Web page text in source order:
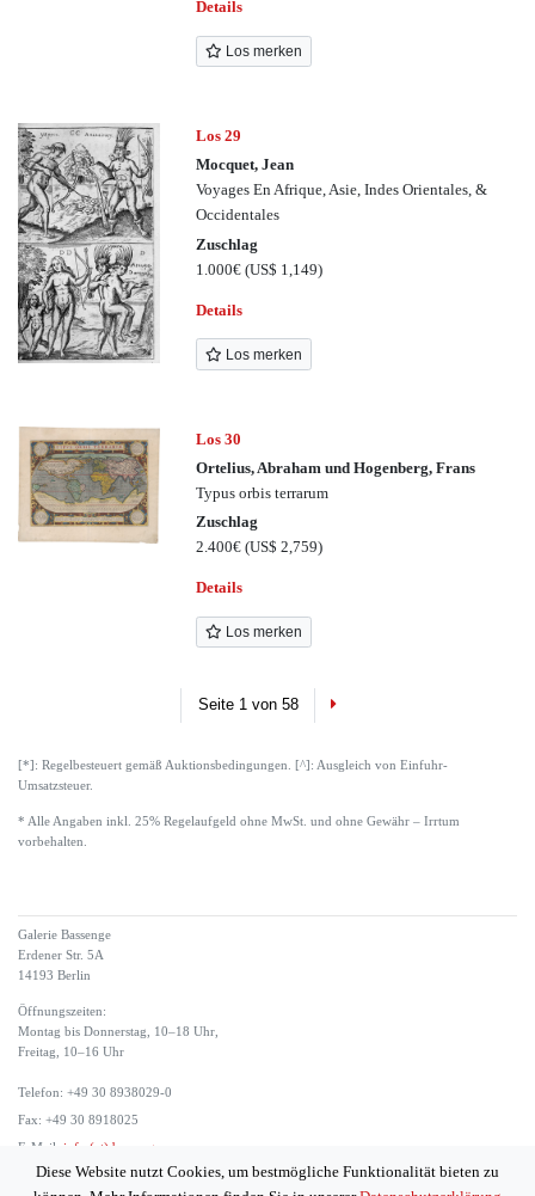
Details
Los merken
Los 29
Mocquet, Jean
Voyages En Afrique, Asie, Indes Orientales, &
Occidentales
Zuschlag
1.000€(US$ 1,149)
Details
Los merken
Los 30
Ortelius, Abraham und Hogenberg, Frans
Typus orbis terrarum
Zuschlag
2.400€(US$ 2,759)
Details
Los merken
Seite 1 von 58 Next
[*]: Regelbesteuert gemäß Auktionsbedingungen. [^]: Ausgleich von Einfuhr-
Umsatzsteuer.
* Alle Angaben inkl. 25% Regelaufgeld ohne MwSt. und ohne Gewähr – Irrtum
vorbehalten.
Galerie Bassenge
Erdener Str. 5A
14193 Berlin
Öffnungszeiten:
Montag bis Donnerstag, 10–18 Uhr,
Freitag, 10–16 Uhr
Telefon: +49 30 8938029-0
Fax: +49 30 8918025
E-Mail: info (at) bassenge.com
Diese Website nutzt Cookies, um bestmögliche Funktionalität bieten zu